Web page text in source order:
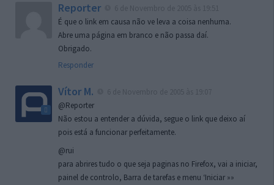
Reporter
É que o link em causa não ve leva a coisa nenhuma.
Abre uma página em branco e não passa daí.
Obrigado.
Responder
Vítor M.
@Reporter
Não estou a entender a dúvida, segue o link que deixo aí
pois está a funcionar perfeitamente.
@rui
para abrires tudo o que seja paginas no Firefox, vai a iniciar,
painel de controlo, Barra de tarefas e menu ‘Iniciar »»